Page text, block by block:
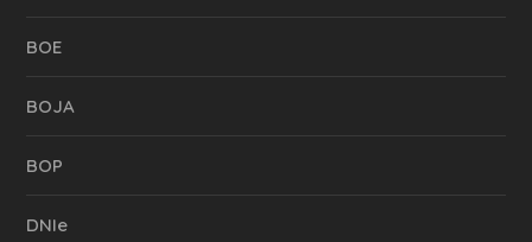
BOE
BOJA
BOP
DNIe